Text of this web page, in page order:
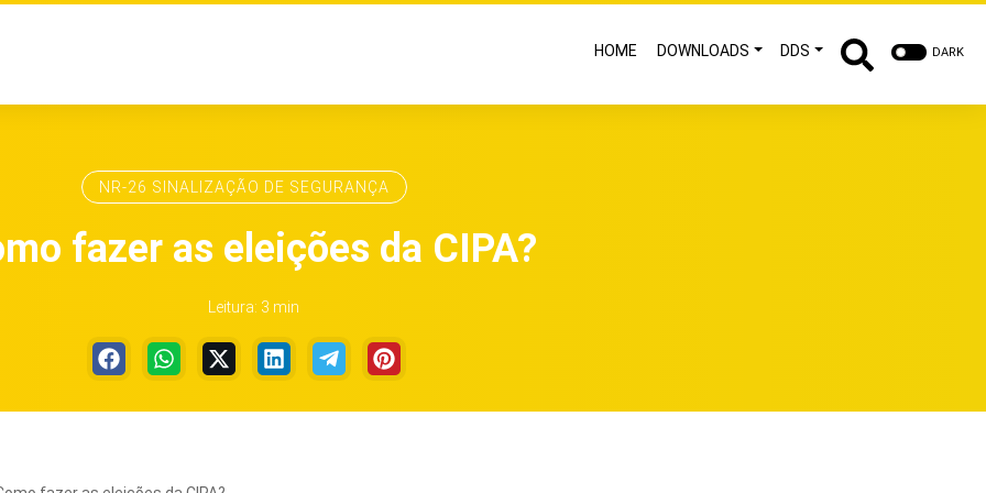
HOME DOWNLOADS DDS DARK
NR-26 SINALIZAÇÃO DE SEGURANÇA
fazer as eleições da CIPA?
Leitura: 3 min